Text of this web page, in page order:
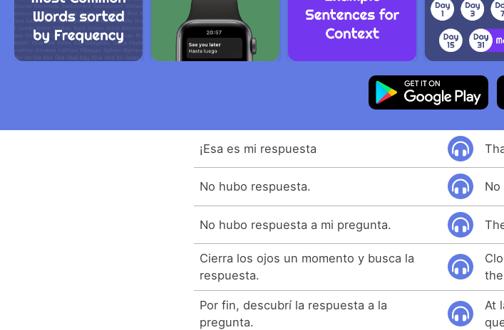
¡Esa es mi respuesta
No hubo respuesta. No
No hubo respuesta a mi pregunta.
Cierra los ojos un momento y busca la
respuesta.
Por fin, descubrí la respuesta a la
pregunta.
At